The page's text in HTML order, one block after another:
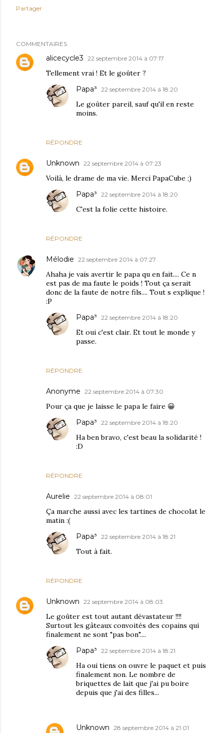
Partager
COMMENTAIRES
alicecycle3 22 septembre 2014 à 07:17
Tellement vrai ! Et le goûter ?
RÉPONDRE
Papa³ 22 septembre 2014 à 18:20
Le goûter pareil, sauf qu'il en reste
moins.
Unknown 22 septembre 2014 à 07:23
Voilà, le drame de ma vie. Merci PapaCube ;)
RÉPONDRE
Papa³ 22 septembre 2014 à 18:20
C'est la folie cette histoire.
Mélodie 22 septembre 2014 à 07:27
Ahaha je vais avertir le papa qu en fait.... Ce n
est pas de ma faute le poids ! Tout ça serait
donc de la faute de notre fils.... Tout s explique !
:P
RÉPONDRE
Papa³ 22 septembre 2014 à 18:20
Et oui c'est clair. Et tout le monde y
passe.
Anonyme 22 septembre 2014 à 07:30
Pour ça que je laisse le papa le faire 😀
RÉPONDRE
Papa³ 22 septembre 2014 à 18:20
Ha ben bravo, c'est beau la solidarité !
:D
Aurelie 22 septembre 2014 à 08:01
Ça marche aussi avec les tartines de chocolat le
matin :(
RÉPONDRE
Papa³ 22 septembre 2014 à 18:21
Tout à fait.
Unknown 22 septembre 2014 à 08:03
Le goûter est tout autant dévastateur !!!!
Surtout les gâteaux convoités des copains qui
finalement ne sont "pas bon"....
Papa³ 22 septembre 2014 à 18:21
Ha oui tiens on ouvre le paquet et puis
finalement non. Le nombre de
briquettes de lait que j'ai pu boire
depuis que j'ai des filles...
Unknown 28 septembre 2014 à 21:01